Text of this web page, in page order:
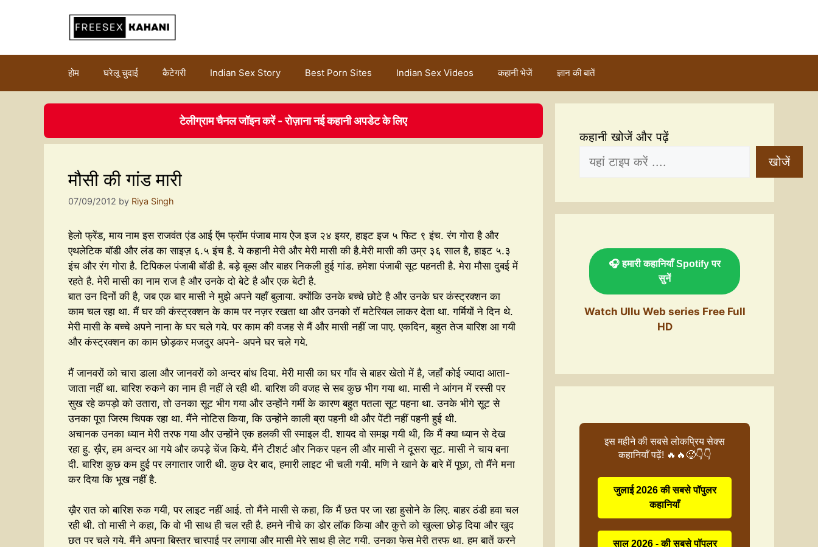
होम घरेलू चुदाई कैटेगरी Indian Sex Story Best Porn Sites Indian Sex Videos कहानी भेजें ज्ञान की बातें
टेलीग्राम चैनल जॉइन करें - रोज़ाना नई कहानी अपडेट के लिए
मौसी की गांड मारी
07/09/2012 by Riya Singh
हेलो फ्रेंड, माय नाम इस राजवंत एंड आई ऍम फ्रॉम पंजाब माय ऐज इज २४ इयर, हाइट इज ५ फिट ९ इंच. रंग गोरा है और
एथलेटिक बॉडी और लंड का साइज़ ६.५ इंच है. ये कहानी मेरी और मेरी मासी की है.मेरी मासी की उम्र ३६ साल है, हाइट ५.३
इंच और रंग गोरा है. टिपिकल पंजाबी बॉडी है. बड़े बूब्स और बाहर निकली हुई गांड. हमेशा पंजाबी सूट पहनती है. मेरा मौसा दुबई में
रहते है. मेरी मासी का नाम राज है और उनके दो बेटे है और एक बेटी है.
बात उन दिनों की है, जब एक बार मासी ने मुझे अपने यहाँ बुलाया. क्योंकि उनके बच्चे छोटे है और उनके घर कंस्ट्रक्शन का
काम चल रहा था. मैं घर की कंस्ट्रक्शन के काम पर नज़र रखता था और उनको रॉ मटेरियल लाकर देता था. गर्मियों ने दिन थे.
मेरी मासी के बच्चे अपने नाना के घर चले गये. पर काम की वजह से मैं और मासी नहीं जा पाए. एकदिन, बहुत तेज बारिश आ गयी
और कंस्ट्रक्शन का काम छोड़कर मजदुर अपने- अपने घर चले गये.
मैं जानवरों को चारा डाला और जानवरों को अन्दर बांध दिया. मेरी मासी का घर गाँव से बाहर खेतो में है, जहाँ कोई ज्यादा आता-
जाता नहीं था. बारिश रुकने का नाम ही नहीं ले रही थी. बारिश की वजह से सब कुछ भीग गया था. मासी ने आंगन में रस्सी पर
सुख रहे कपड़ो को उतारा, तो उनका सूट भीग गया और उन्होंने गर्मी के कारण बहुत पतला सूट पहना था. उनके भीगे सूट से
उनका पूरा जिस्म चिपक रहा था. मैंने नोटिस किया, कि उन्होंने काली ब्रा पहनी थी और पेंटी नहीं पहनी हुई थी.
अचानक उनका ध्यान मेरी तरफ गया और उन्होंने एक हलकी सी स्माइल दी. शायद वो समझ गयी थी, कि मैं क्या ध्यान से देख
रहा हु. ख़ैर, हम अन्दर आ गये और कपड़े चेंज किये. मैंने टीशर्ट और निकर पहन ली और मासी ने दूसरा सूट. मासी ने चाय बना
दी. बारिश कुछ कम हुई पर लगातार जारी थी. कुछ देर बाद, हमारी लाइट भी चली गयी. मणि ने खाने के बारे में पूछा, तो मैंने मना
कर दिया कि भूख नहीं है.
ख़ैर रात को बारिश रुक गयी, पर लाइट नहीं आई. तो मैंने मासी से कहा, कि मैं छत पर जा रहा हुसोने के लिए. बाहर ठंडी हवा चल
रही थी. तो मासी ने कहा, कि वो भी साथ ही चल रही है. हमने नीचे का डोर लॉक किया और कुत्ते को खुल्ला छोड़ दिया और खुद
छत पर चले गये. मैंने अपना बिस्तर चारपाई पर लगाया और मासी मेरे साथ ही लेट गयी. उनका फेस मेरी तरफ था. हम बातें करने
कहानी खोजें और पढ़ें
खोजें
🎧 हमारी कहानियाँ Spotify पर
सुनें
Watch Ullu Web series Free Full
HD
इस महीने की सबसे लोकप्रिय सेक्स
कहानियाँ पढ़ें! 🔥🔥🥵👇👇
जुलाई 2026 की सबसे पॉपुलर
कहानियाँ
साल 2026 - की सबसे पॉपुलर